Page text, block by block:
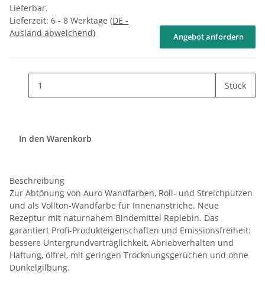
Lieferbar.
Lieferzeit: 6 - 8 Werktage (DE -
Ausland abweichend)
Angebot anfordern
Stück
In den Warenkorb
Beschreibung
Zur Abtönung von Auro Wandfarben, Roll- und Streichputzen
und als Vollton-Wandfarbe für Innenanstriche. Neue
Rezeptur mit naturnahem Bindemittel Replebin. Das
garantiert Profi-Produkteigenschaften und Emissionsfreiheit:
bessere Untergrundverträglichkeit, Abriebverhalten und
Haftung, ölfrei, mit geringen Trocknungsgerüchen und ohne
Dunkelgilbung.